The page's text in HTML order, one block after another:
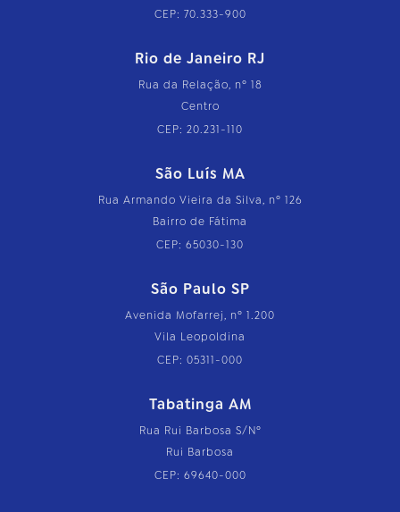
CEP: 70.333-900
Rio de Janeiro RJ
Rua da Relação, nº 18
Centro
CEP: 20.231-110
São Luís MA
Rua Armando Vieira da Silva, nº 126
Bairro de Fátima
CEP: 65030-130
São Paulo SP
Avenida Mofarrej, nº 1.200
Vila Leopoldina
CEP: 05311-000
Tabatinga AM
Rua Rui Barbosa S/Nº
Rui Barbosa
CEP: 69640-000